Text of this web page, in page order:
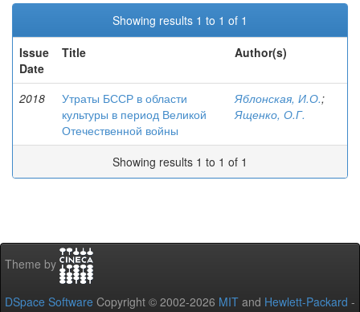
Showing results 1 to 1 of 1
Issue
Date
Title Author(s)
2018
Утраты БССР в области
культуры в период Великой
Отечественной войны
Яблонская, И.О.;
Ященко, О.Г.
Showing results 1 to 1 of 1
Theme by
DSpace Software Copyright © 2002-2026 MIT and Hewlett-Packard -